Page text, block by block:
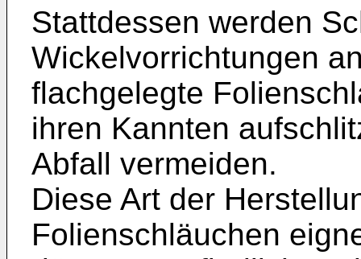
Stattdessen werden
Wickelvorrichtungen
flachgelegte
ihren Kannten
Abfall vermeiden.
Diese Art der
Folienschläuchen